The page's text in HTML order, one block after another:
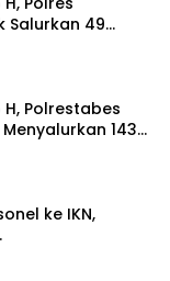
Salurkan 49
Polrestabes
143
ke IKN,